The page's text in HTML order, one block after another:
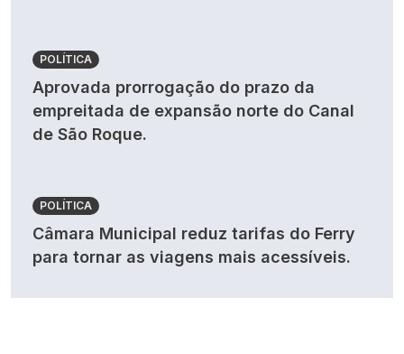
POLÍTICA
Aprovada prorrogação do prazo da
empreitada de expansão norte do Canal
de São Roque.
POLÍTICA
Câmara Municipal reduz tarifas do Ferry
para tornar as viagens mais acessíveis.